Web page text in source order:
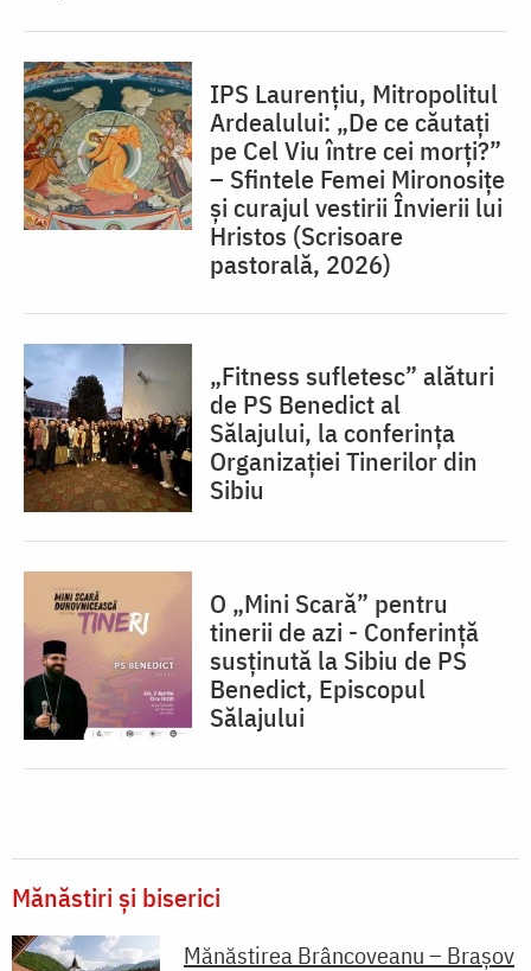
IPS Laurențiu, Mitropolitul
Ardealului: „De ce căutați
pe Cel Viu între cei morți?”
– Sfintele Femei Mironosițe
și curajul vestirii Învierii lui
Hristos (Scrisoare
pastorală, 2026)
„Fitness sufletesc” alături
de PS Benedict al
Sălajului, la conferința
Organizației Tinerilor din
Sibiu
O „Mini Scară” pentru
tinerii de azi - Conferință
susținută la Sibiu de PS
Benedict, Episcopul
Sălajului
Mănăstiri și biserici
Mănăstirea Brâncoveanu – Brașov